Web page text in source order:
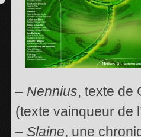
– Nennius, texte de
(texte vainqueur de
– Slaine, une